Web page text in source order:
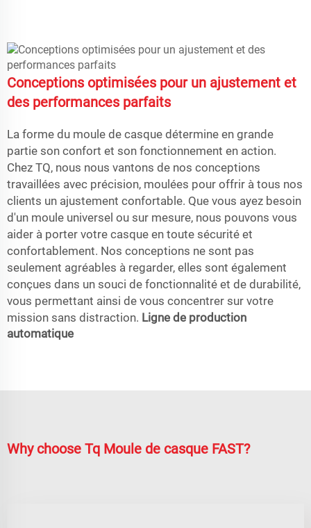
Conceptions optimisées pour un ajustement et
des performances parfaits
La forme du moule de casque détermine en grande
partie son confort et son fonctionnement en action.
Chez TQ, nous nous vantons de nos conceptions
travaillées avec précision, moulées pour offrir à tous nos
clients un ajustement confortable. Que vous ayez besoin
d'un moule universel ou sur mesure, nous pouvons vous
aider à porter votre casque en toute sécurité et
confortablement. Nos conceptions ne sont pas
seulement agréables à regarder, elles sont également
conçues dans un souci de fonctionnalité et de durabilité,
vous permettant ainsi de vous concentrer sur votre
mission sans distraction. Ligne de production
automatique
Why choose Tq Moule de casque FAST?